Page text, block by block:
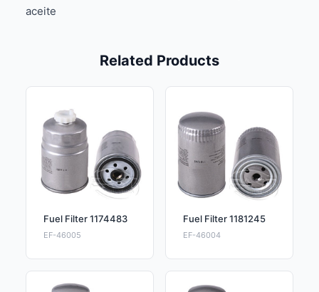
aceite
Related Products
Fuel Filter 1174483
EF-46005
Fuel Filter 1181245
EF-46004